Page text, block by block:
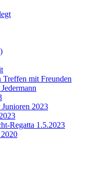
Treffen mit Freunden
2023
Regatta 1.5.2023